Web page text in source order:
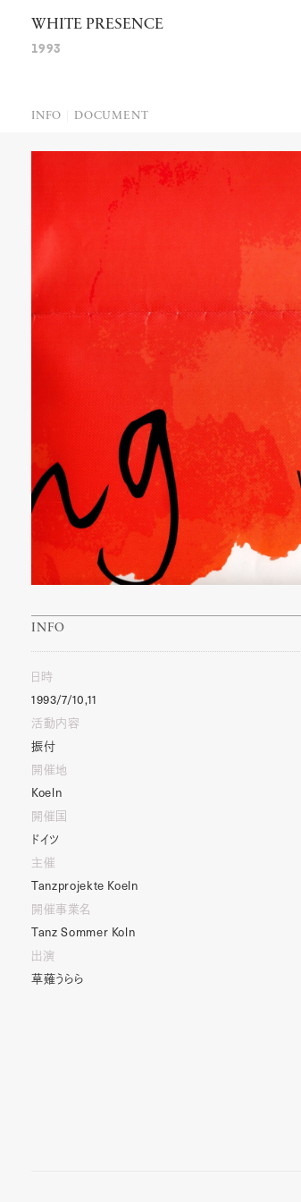
WHITE PRESENCE
1993
INFO DOCUMENT
INFO
日時
1993/7/10,11
活動内容
振付
開催地
Koeln
開催国
ドイツ
主催
Tanzprojekte Koeln
開催事業名
Tanz Sommer Koln
出演
草薙うらら